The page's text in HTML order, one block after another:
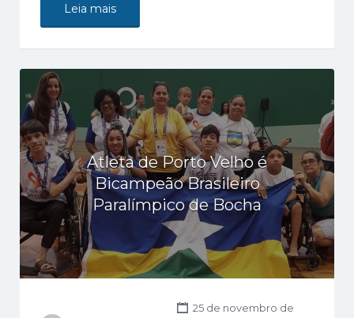
Leia mais
Atleta de Porto Velho é
Bicampeão Brasileiro
Paralímpico de Bocha
25 de novembro de